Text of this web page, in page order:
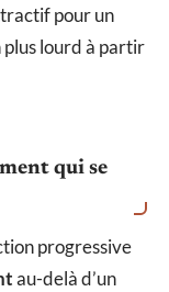
pour un
lourd à partir
qui se
progressive
au-delà d’un